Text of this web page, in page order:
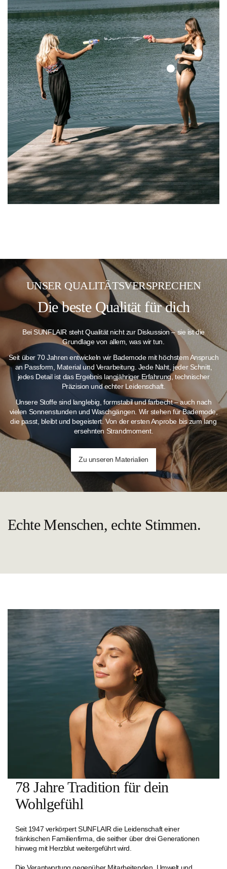
Color
Up
Top
Color
Up
Top
UNSER QUALITÄTSVERSPRECHEN
Die beste Qualität für dich
Bei SUNFLAIR steht Qualität nicht zur Diskussion – sie ist die
Grundlage von allem, was wir tun.
Seit über 70 Jahren entwickeln wir Bademode mit höchstem Anspruch
an Passform, Material und Verarbeitung. Jede Naht, jeder Schnitt,
jedes Detail ist das Ergebnis langjähriger Erfahrung, technischer
Präzision und echter Leidenschaft.
Unsere Stoffe sind langlebig, formstabil und farbecht – auch nach
vielen Sonnenstunden und Waschgängen. Wir stehen für Bademode,
die passt, bleibt und begeistert. Von der ersten Anprobe bis zum lang
ersehnten Strandmoment.
Zu unseren Materialien
Echte Menschen, echte Stimmen.
78 Jahre Tradition für dein
Wohlgefühl
Seit 1947 verkörpert SUNFLAIR die Leidenschaft einer
fränkischen Familien­firma, die seither über drei Generationen
hinweg mit Herzblut weitergeführt wird.